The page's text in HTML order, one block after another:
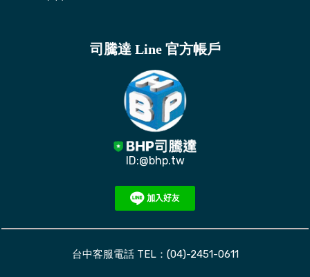
司騰達 Line 官方帳戶
ID:@bhp.tw
台中客服電話 TEL：(04)-2451-0611